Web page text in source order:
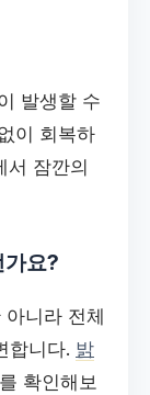
발생할 수
이 회복하
서 잠깐의
요?
니라 전체
합니다. 밝
확인해보